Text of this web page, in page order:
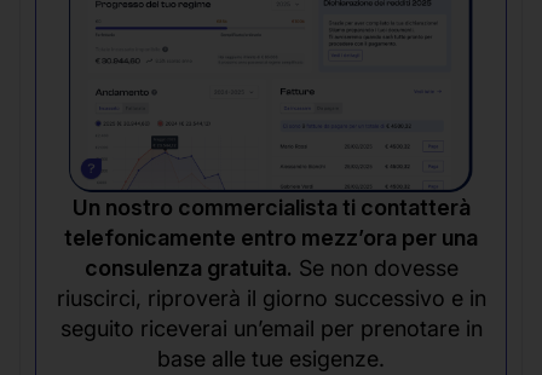
Un nostro commercialista ti contatterà
telefonicamente entro mezz’ora per una
consulenza gratuita. Se non dovesse
riuscirci, riproverà il giorno successivo e in
seguito riceverai un’email per prenotare in
base alle tue esigenze.